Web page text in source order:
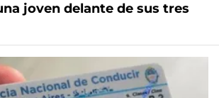
joven delante de sus tres